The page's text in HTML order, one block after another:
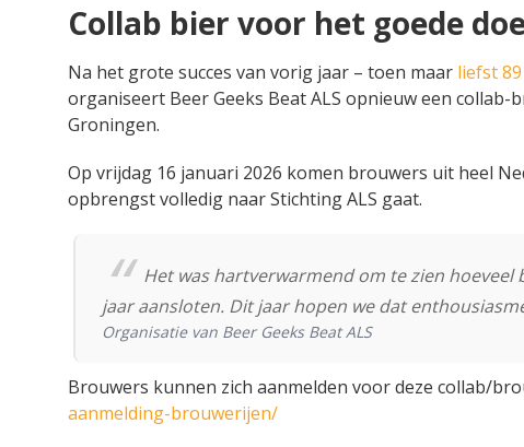
Collab bier voor het goede
Na het grote succes van vorig jaar – toen maar liefst
organiseert Beer Geeks Beat ALS opnieuw een
Groningen.
Op vrijdag 16 januari 2026 komen brouwers uit heel
opbrengst volledig naar Stichting ALS gaat.
Het was hartverwarmend om te zien hoeveel
jaar aansloten. Dit jaar hopen we dat
Organisatie van Beer Geeks Beat ALS
Brouwers kunnen zich aanmelden voor deze collab/
aanmelding-brouwerijen/